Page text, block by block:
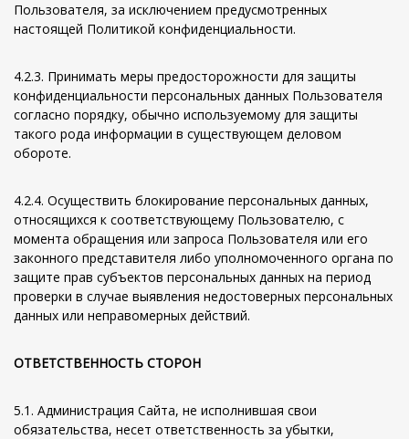
Пользователя, за исключением предусмотренных
настоящей Политикой конфиденциальности.
4.2.3. Принимать меры предосторожности для защиты
конфиденциальности персональных данных Пользователя
согласно порядку, обычно используемому для защиты
такого рода информации в существующем деловом
обороте.
4.2.4. Осуществить блокирование персональных данных,
относящихся к соответствующему Пользователю, с
момента обращения или запроса Пользователя или его
законного представителя либо уполномоченного органа по
защите прав субъектов персональных данных на период
проверки в случае выявления недостоверных персональных
данных или неправомерных действий.
ОТВЕТСТВЕННОСТЬ СТОРОН
5.1. Администрация Сайта, не исполнившая свои
обязательства, несет ответственность за убытки,